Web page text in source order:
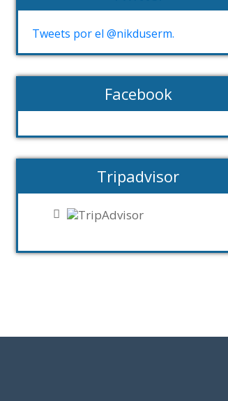
Tweets por el @nikduserm.
Facebook
Tripadvisor